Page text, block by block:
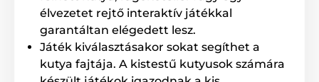
Az iFetch készülékkel játék lesz a
élvezetet rejtő interaktív játékkal
garantáltan elégedett lesz.
Játék kiválasztásakor sokat segíthet a
kutya fajtája. A kistestű kutyusok számára